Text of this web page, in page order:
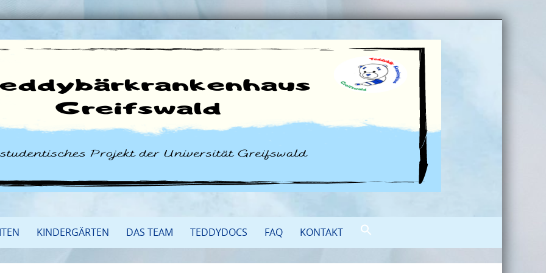
KINDERGÄRTEN DAS TEAM TEDDYDOCS FAQ KONTAKT